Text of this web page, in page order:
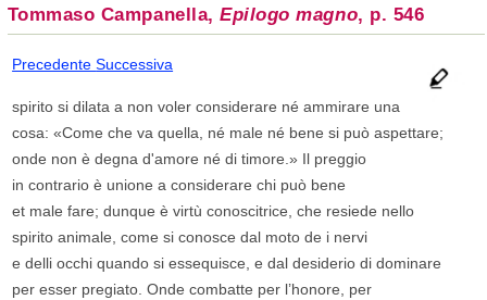
Tommaso Campanella,Epilogo magno, p. 546
PrecedenteSuccessiva
spirito si dilata a non voler considerare né ammirare una
cosa: «Come che va quella, né male né bene si può aspettare;
onde non è degna d'amore né di timore.» Il preggio
in contrario è unione a considerare chi può bene
et male fare; dunque è virtù conoscitrice, che resiede nello
spirito animale, come si conosce dal moto de i nervi
e delli occhi quando si essequisce, e dal desiderio di dominare
per esser pregiato. Onde combatte per l’honore, per